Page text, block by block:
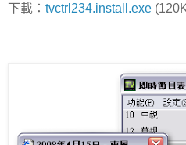
下載： tvctrl234.install.exe